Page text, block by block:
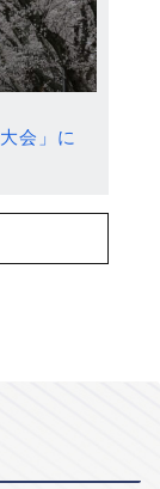
会」に